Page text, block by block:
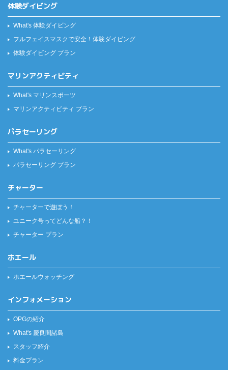
体験ダイビング
What's 体験ダイビング
フルフェイスマスクで安全！ 体験ダイビング
体験ダイビング プラン
マリンアクティビティ
What's マリンスポーツ
マリンアクティビティ プラン
パラセーリング
What's パラセーリング
パラセーリング プラン
チャーター
チャーターで遊ぼう！
ユニーク号ってどんな船？！
チャーター プラン
ホエール
ホエールウォッチング
インフォメーション
OPGの紹介
What's 慶良間諸島
スタッフ紹介
料金プラン